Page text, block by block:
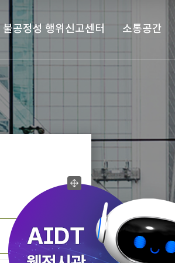
불공정성 행위신고센터 소통공간